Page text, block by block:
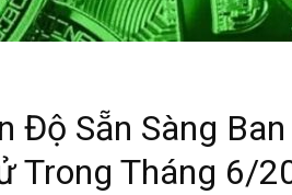
Độ Sẵn Sàng
Trong Tháng 6/